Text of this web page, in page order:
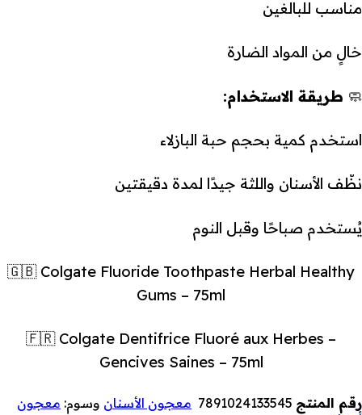
مناسب للبالغين
خالٍ من المواد الضارة
🧼 طريقة الاستخدام:
استخدم كمية بحجم حبة البازلاء
نظّف الأسنان واللثة جيدًا لمدة دقيقتين
يُستخدم صباحًا وقبل النوم
🇬🇧 Colgate Fluoride Toothpaste Herbal Healthy
Gums – 75ml
🇫🇷 Colgate Dentifrice Fluoré aux Herbes –
Gencives Saines – 75ml
رقم المنتج 7891024133545 معجون الأسنان وسوم: معجون